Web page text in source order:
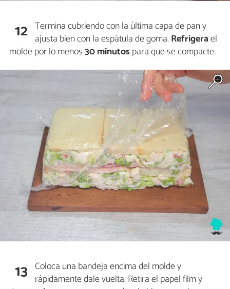
12 Termina cubriendo con la última capa de pan y
ajusta bien con la espátula de goma. Refrigerael
molde por lo menos30 minutos para que se compacte.
13 Coloca una bandeja encima del molde y
rápidamente dale vuelta. Retira el papel film y